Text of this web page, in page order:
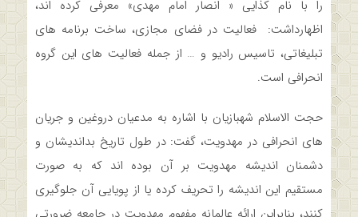
را با نام کذایی « انصار امام مهدی» معرفی کرده اند،
اظهارداشت: فعالیت در فضای مجازی، ساخت برنامه های
تبلیغاتی، تاسیس رادیو و … از جمله فعالیت های این گروه
انحرافی است.
حجت الاسلام شهبازیان با اشاره به مدعیان دروغین و جریان
های انحرافی در مهدویت، گفت: در طول تاریخ بداندیشان و
دشمنان اندیشه مهدویت بر آن بوده اند که به صورت
مستقیم این اندیشه را تحریف کرده یا از پویایی آن جلوگیری